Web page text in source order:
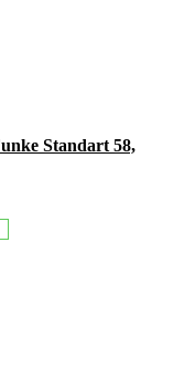
Standart 58,